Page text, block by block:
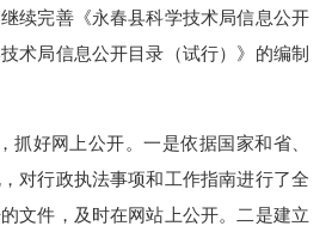
续完善《永春县科学技术局信息公开
术局信息公开目录（试行）》的编制
好网上公开。一是依据国家和省、
对行政执法事项和工作指南进行了全
文件，及时在网站上公开。二是建立